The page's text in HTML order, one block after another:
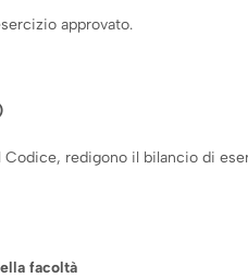
approvato.
Codice, redigono il bilancio di
facoltà